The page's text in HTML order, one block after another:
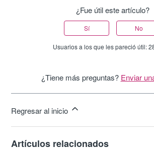
¿Fue útil este artículo?
Sí No
Usuarios a los que les pareció útil:
¿Tiene más preguntas? Enviar
Regresar al inicio
Artículos relacionados